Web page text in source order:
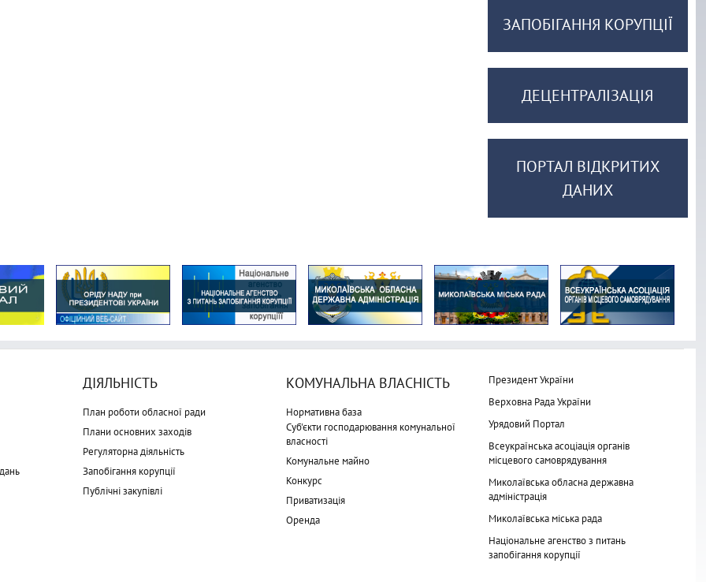
ЗАПОБІГАННЯ КОРУПЦІЇ
ДЕЦЕНТРАЛІЗАЦІЯ
ПОРТАЛ ВІДКРИТИХ
ДАНИХ
ДІЯЛЬНІСТЬ
План роботи обласної ради
Плани основних заходів
Регуляторна діяльність
Запобігання корупції
Публічні закупівлі
КОМУНАЛЬНА ВЛАСНІСТЬ
Нормативна база
Суб'єкти господарювання комунальної
власності
Комунальне майно
Конкурс
Приватизація
Оренда
Президент України
Верховна Рада України
Урядовий Портал
Всеукраїнська асоціація органів
місцевого самоврядування
Миколаївська обласна державна
адміністрація
Миколаївська міська рада
Національне агенство з питань
запобігання корупції